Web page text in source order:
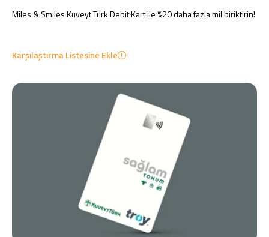
Miles & Smiles Kuveyt Türk Debit Kart ile %20 daha fazla mil biriktirin!
Karşılaştırma Listesine Ekle